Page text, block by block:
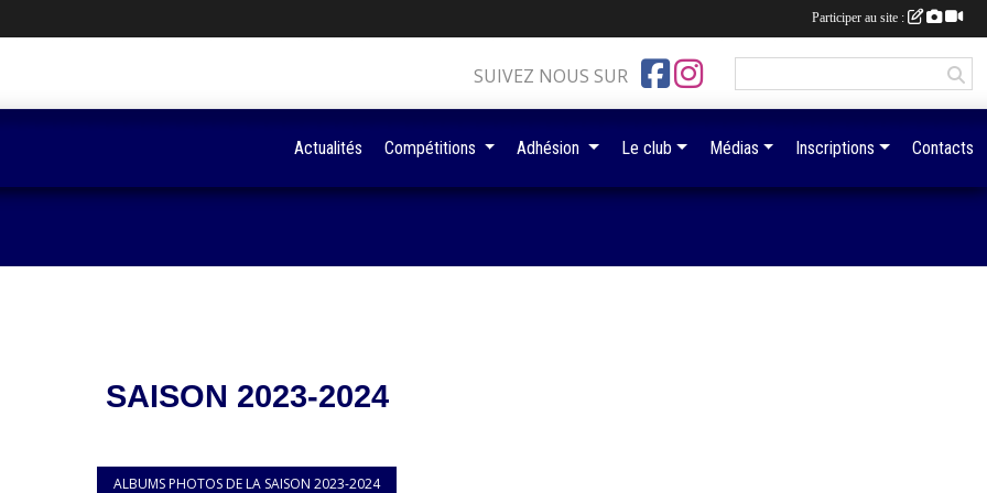
SAISON 2023-2024
ALBUMS PHOTOS DE LA SAISON 2023-2024
SUIVEZ NOUS SUR
Actualités Compétitions Adhésion Le club Médias Inscriptions Contacts
Participer au site :